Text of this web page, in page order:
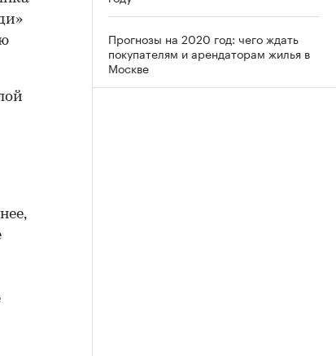
Прогнозы на 2020 год: чего ждать
покупателям и арендаторам жилья в
Москве